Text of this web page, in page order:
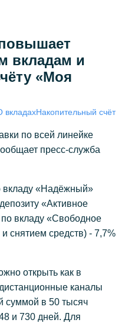
вкладам и
«Моя
вкладахНакопительный счёт
по всей линейке
пресс-служба
вкладу «Надёжный»
«Активное
вкладу «Свободное
снятием средств) - 7,7%
открыть как в
каналы
суммой в 50 тысяч
и 730 дней. Для